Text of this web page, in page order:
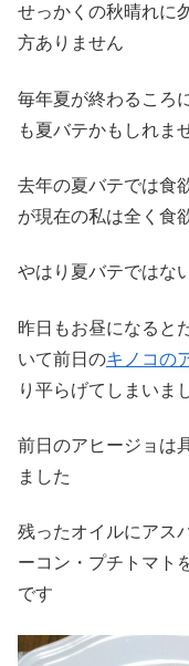
せっかくの秋晴れに
方ありません
毎年夏が終わるころ
も夏バテかもしれま
去年の夏バテでは食
が現在の私は全く食
やはり夏バテではな
昨日もお昼になると
いて前日のキノコの
り平らげてしまいま
前日のアヒージョは
ました
残ったオイルにアス
ーコン・プチトマト
です